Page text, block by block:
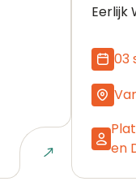
Eerlijk
03
en